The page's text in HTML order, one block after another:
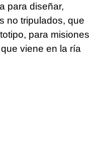
para diseñar,
no tripulados, que
para misiones
viene en la ría